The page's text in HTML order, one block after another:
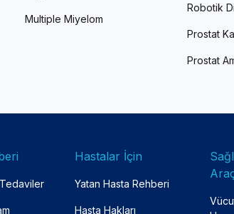
Multiple Miyelom
Robotik
Prostat
Prostat
Hastalar İçin
Yatan Hasta Rehberi
Hasta Hakları